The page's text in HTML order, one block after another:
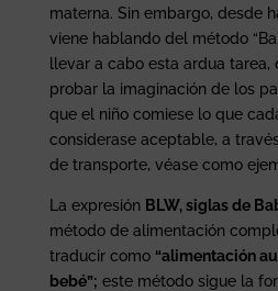
materna. Sin embargo, desde
viene hablando del método
llevar a cabo esta ardua tarea,
probar la imaginación de los
que el niño comiese lo que
considerase aceptable, a
de transporte, véase como
La expresión BLW, siglas de
método de alimentación
traducir como “alimentación
bebé”; este método sigue la